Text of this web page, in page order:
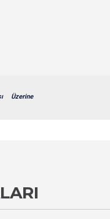
Üzerine